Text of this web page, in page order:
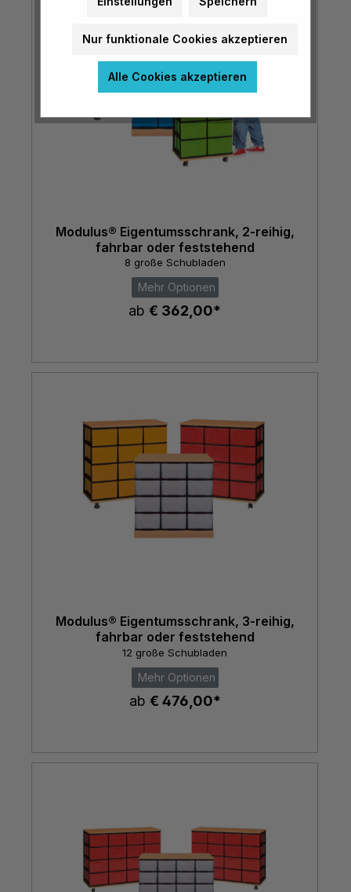
Modulus® Eigentumsschrank, 2-reihig,
fahrbar oder feststehend
8 große Schubladen
Mehr Optionen
ab € 362,00*
Modulus® Eigentumsschrank, 3-reihig,
fahrbar oder feststehend
12 große Schubladen
Mehr Optionen
ab € 476,00*
Nur funktionale Cookies akzeptieren
Alle Cookies akzeptieren